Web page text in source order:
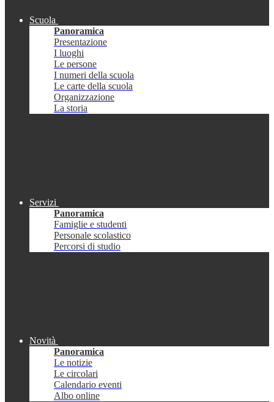
Scuola
Panoramica
Presentazione
I luoghi
Le persone
I numeri della scuola
Le carte della scuola
Organizzazione
La storia
Servizi
Panoramica
Famiglie e studenti
Personale scolastico
Percorsi di studio
Novità
Panoramica
Le notizie
Le circolari
Calendario eventi
Albo online